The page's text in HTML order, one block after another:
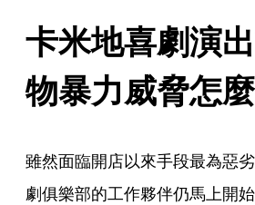
卡米地喜劇演
物暴力威脅怎
雖然面臨開店以來手段最為惡
劇俱樂部的工作夥伴仍馬上開